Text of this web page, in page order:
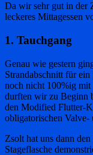
Da wir sehr gut in der
leckeres Mittagessen
1. Tauchgang
Genau wie gestern
Strandabschnitt für
noch nicht 100%ig mit
durften wir zu Beginn
den Modified Flutter-
obligatorischen
Zsolt hat uns dann
Stageflasche